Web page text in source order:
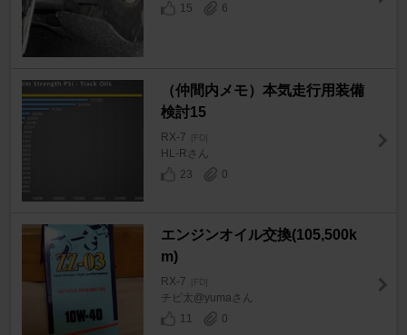
15
6
（仲間内メモ）本気走行用装備
検討15
RX-7 [FD]
HL-Rさん
23
0
エンジンオイル交換(105,500k
m)
RX-7 [FD]
チビ太@yumaさん
11
0